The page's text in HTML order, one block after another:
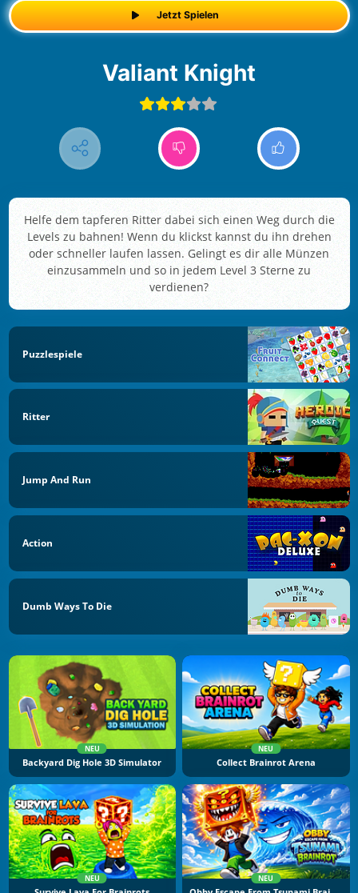
Jetzt Spielen
Valiant Knight
Helfe dem tapferen Ritter dabei sich einen Weg durch die
Levels zu bahnen! Wenn du klickst kannst du ihn drehen
oder schneller laufen lassen. Gelingt es dir alle Münzen
einzusammeln und so in jedem Level 3 Sterne zu
verdienen?
Puzzlespiele
Ritter
Jump And Run
Action
Dumb Ways To Die
NEU
Backyard Dig Hole 3D Simulator
NEU
Collect Brainrot Arena
NEU NEU